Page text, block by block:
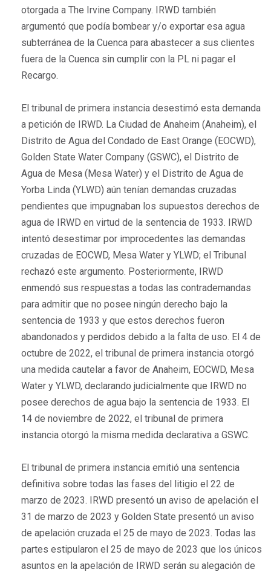
otorgada a The Irvine Company. IRWD también
argumentó que podía bombear y/o exportar esa agua
subterránea de la Cuenca para abastecer a sus clientes
fuera de la Cuenca sin cumplir con la PL ni pagar el
Recargo.
El tribunal de primera instancia desestimó esta demanda
a petición de IRWD. La Ciudad de Anaheim (Anaheim), el
Distrito de Agua del Condado de East Orange (EOCWD),
Golden State Water Company (GSWC), el Distrito de
Agua de Mesa (Mesa Water) y el Distrito de Agua de
Yorba Linda (YLWD) aún tenían demandas cruzadas
pendientes que impugnaban los supuestos derechos de
agua de IRWD en virtud de la sentencia de 1933. IRWD
intentó desestimar por improcedentes las demandas
cruzadas de EOCWD, Mesa Water y YLWD; el Tribunal
rechazó este argumento. Posteriormente, IRWD
enmendó sus respuestas a todas las contrademandas
para admitir que no posee ningún derecho bajo la
sentencia de 1933 y que estos derechos fueron
abandonados y perdidos debido a la falta de uso. El 4 de
octubre de 2022, el tribunal de primera instancia otorgó
una medida cautelar a favor de Anaheim, EOCWD, Mesa
Water y YLWD, declarando judicialmente que IRWD no
posee derechos de agua bajo la sentencia de 1933. El
14 de noviembre de 2022, el tribunal de primera
instancia otorgó la misma medida declarativa a GSWC.
El tribunal de primera instancia emitió una sentencia
definitiva sobre todas las fases del litigio el 22 de
marzo de 2023. IRWD presentó un aviso de apelación el
31 de marzo de 2023 y Golden State presentó un aviso
de apelación cruzada el 25 de mayo de 2023. Todas las
partes estipularon el 25 de mayo de 2023 que los únicos
asuntos en la apelación de IRWD serán su alegación de